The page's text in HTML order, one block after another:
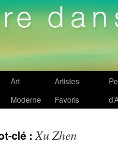
Art
Moderne
Artistes
Favoris
clé :Xu Zhen